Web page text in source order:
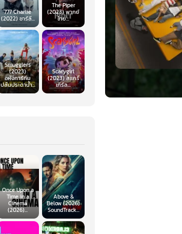
777 Charlie
(2022) ชาร์ลี...
The Piper
(2023) พากย์
ไทย...
Smugglers
(2023)
อหังการ์ทีม
ปล้นประดาน้ำ...
Scarygirl
(2023) สแกรี่
เกิร์ล...
Once Upon a
Time in a
Cinema
(2026)...
Above &
Below (2026)
SoundTrack...